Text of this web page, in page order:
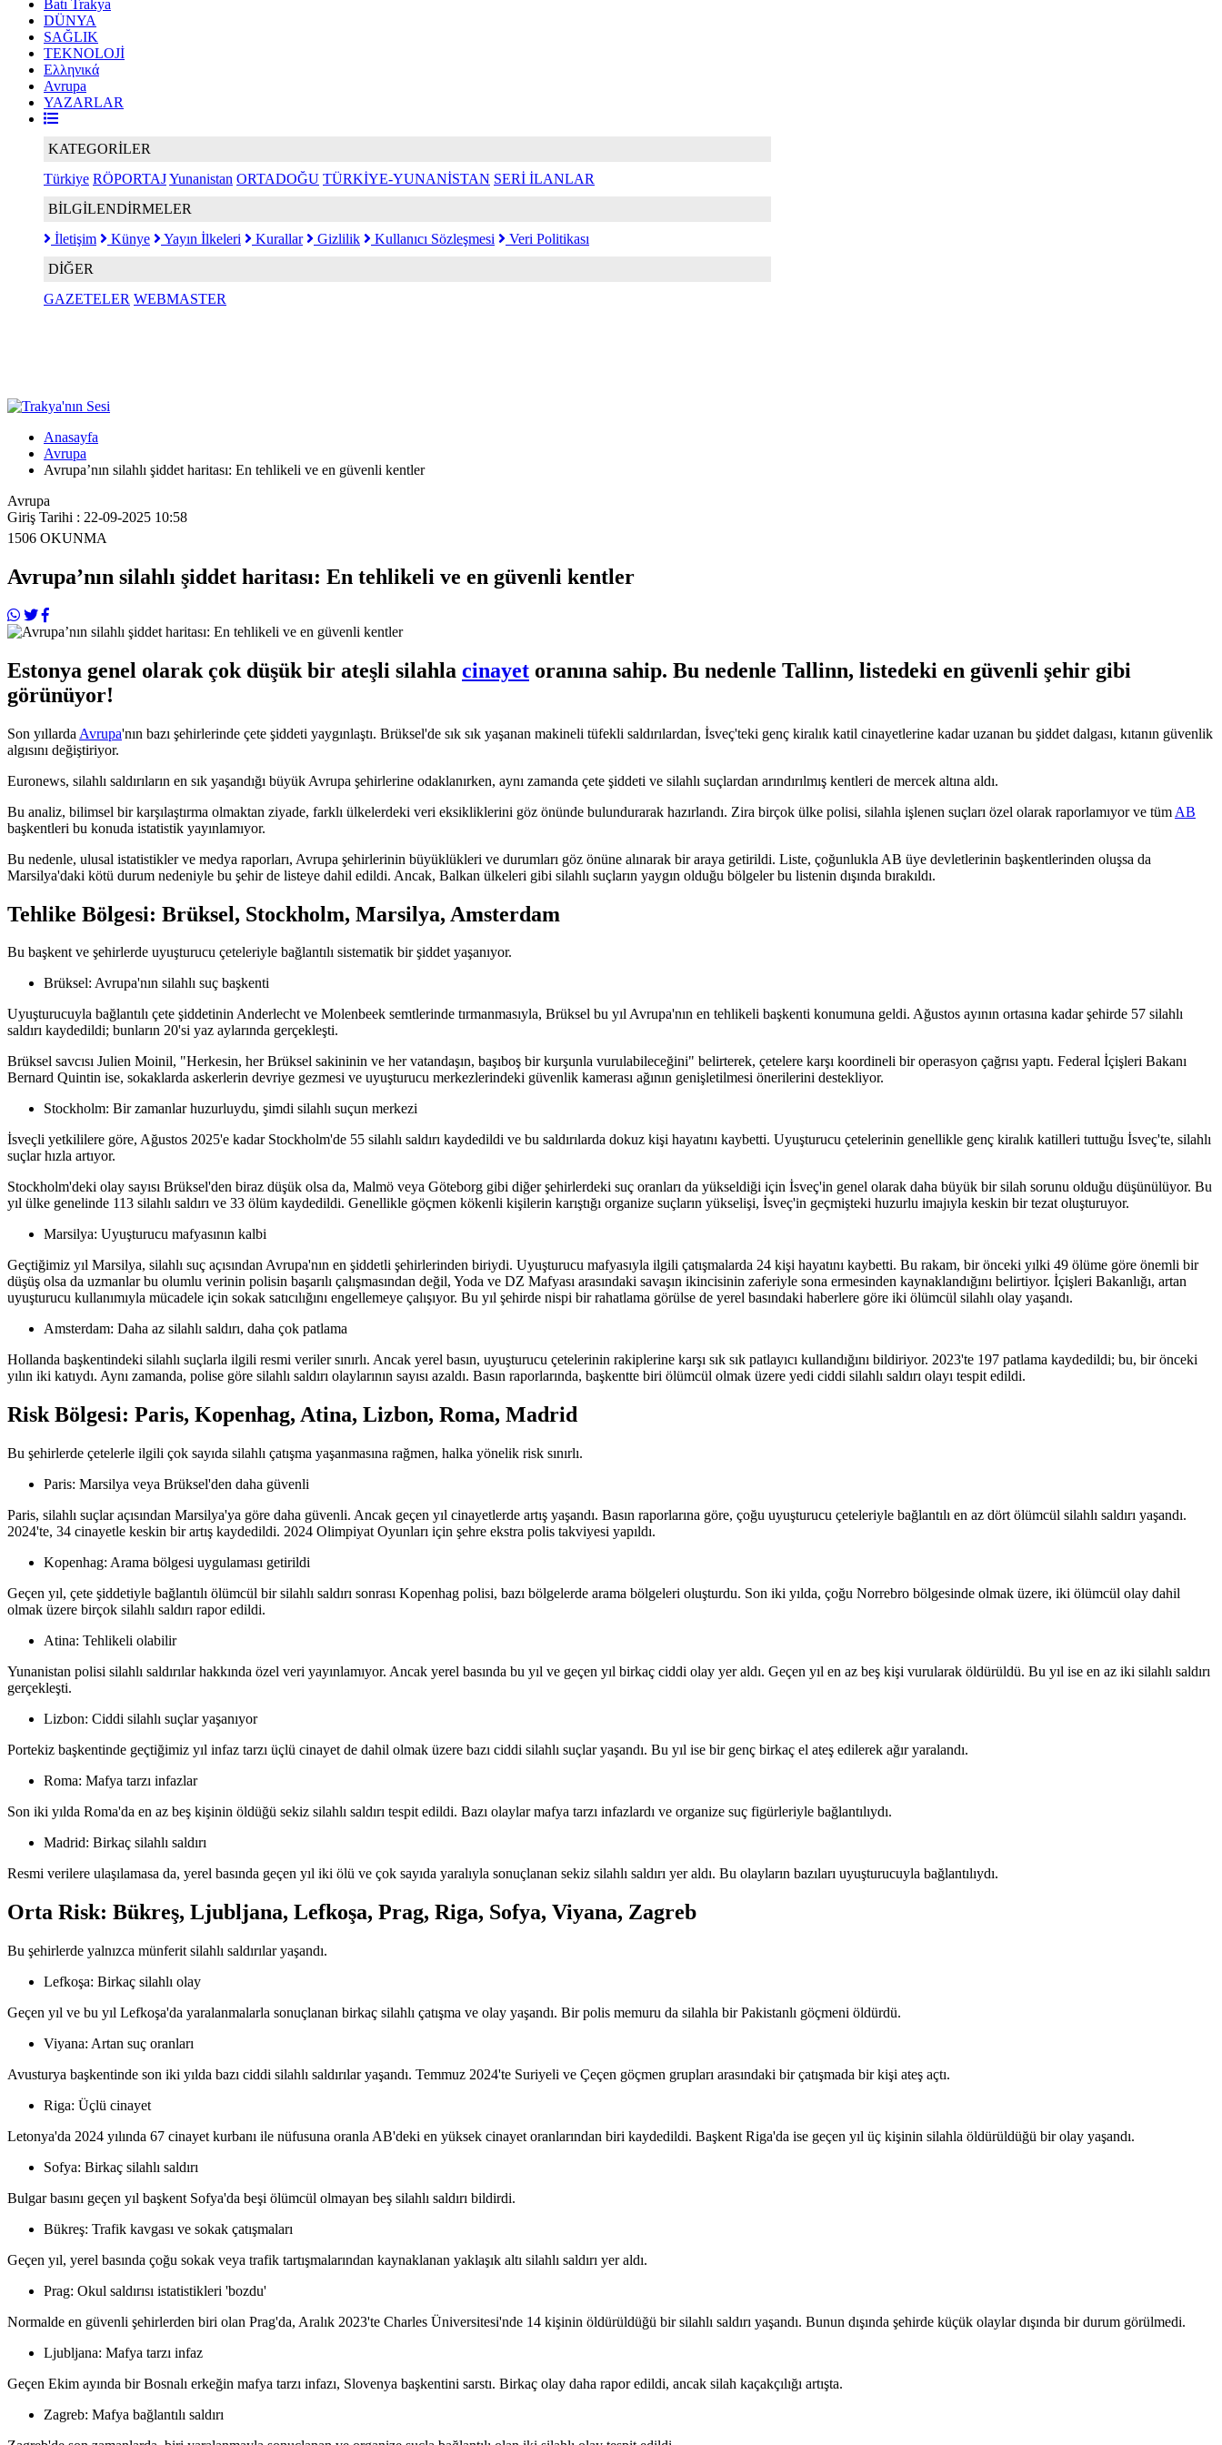
Batı Trakya
DÜNYA
SAĞLIK
TEKNOLOJİ
Ελληνικά
Avrupa
YAZARLAR
KATEGORİLER
Türkiye RÖPORTAJYunanistan ORTADOĞU TÜRKİYE-YUNANİSTAN SERİ İLANLAR
BİLGİLENDİRMELER
İletişim
Künye Yayın İlkeleri Kurallar Gizlilik Kullanıcı Sözleşmesi
Veri Politikası
DİĞER
GAZETELER WEBMASTER
Anasayfa
Avrupa
Avrupa’nın silahlı şiddet haritası: En tehlikeli ve en güvenli kentler
Avrupa
Giriş Tarihi : 22-09-2025 10:58
1506 OKUNMA
Avrupa’nın silahlı şiddet haritası: En tehlikeli ve en güvenli kentler
Estonya genel olarak çok düşük bir ateşli silahla cinayet oranına sahip. Bu nedenle Tallinn, listedeki en güvenli şehir gibi
görünüyor!
Son yıllarda Avrupa'nın bazı şehirlerinde çete şiddeti yaygınlaştı. Brüksel'de sık sık yaşanan makineli tüfekli saldırılardan, İsveç'teki genç kiralık katil cinayetlerine kadar uzanan bu şiddet dalgası, kıtanın güvenlik
algısını değiştiriyor.
Euronews, silahlı saldırıların en sık yaşandığı büyük Avrupa şehirlerine odaklanırken, aynı zamanda çete şiddeti ve silahlı suçlardan arındırılmış kentleri de mercek altına aldı.
Bu analiz, bilimsel bir karşılaştırma olmaktan ziyade, farklı ülkelerdeki veri eksikliklerini göz önünde bulundurarak hazırlandı. Zira birçok ülke polisi, silahla işlenen suçları özel olarak raporlamıyor ve tüm AB
başkentleri bu konuda istatistik yayınlamıyor.
Bu nedenle, ulusal istatistikler ve medya raporları, Avrupa şehirlerinin büyüklükleri ve durumları göz önüne alınarak bir araya getirildi. Liste, çoğunlukla AB üye devletlerinin başkentlerinden oluşsa da
Marsilya'daki kötü durum nedeniyle bu şehir de listeye dahil edildi. Ancak, Balkan ülkeleri gibi silahlı suçların yaygın olduğu bölgeler bu listenin dışında bırakıldı.
Tehlike Bölgesi: Brüksel, Stockholm, Marsilya, Amsterdam
Bu başkent ve şehirlerde uyuşturucu çeteleriyle bağlantılı sistematik bir şiddet yaşanıyor.
Brüksel: Avrupa'nın silahlı suç başkenti
Uyuşturucuyla bağlantılı çete şiddetinin Anderlecht ve Molenbeek semtlerinde tırmanmasıyla, Brüksel bu yıl Avrupa'nın en tehlikeli başkenti konumuna geldi. Ağustos ayının ortasına kadar şehirde 57 silahlı
saldırı kaydedildi; bunların 20'si yaz aylarında gerçekleşti.
Brüksel savcısı Julien Moinil, "Herkesin, her Brüksel sakininin ve her vatandaşın, başıboş bir kurşunla vurulabileceğini" belirterek, çetelere karşı koordineli bir operasyon çağrısı yaptı. Federal İçişleri Bakanı
Bernard Quintin ise, sokaklarda askerlerin devriye gezmesi ve uyuşturucu merkezlerindeki güvenlik kamerası ağının genişletilmesi önerilerini destekliyor.
Stockholm: Bir zamanlar huzurluydu, şimdi silahlı suçun merkezi
İsveçli yetkililere göre, Ağustos 2025'e kadar Stockholm'de 55 silahlı saldırı kaydedildi ve bu saldırılarda dokuz kişi hayatını kaybetti. Uyuşturucu çetelerinin genellikle genç kiralık katilleri tuttuğu İsveç'te, silahlı
suçlar hızla artıyor.
Stockholm'deki olay sayısı Brüksel'den biraz düşük olsa da, Malmö veya Göteborg gibi diğer şehirlerdeki suç oranları da yükseldiği için İsveç'in genel olarak daha büyük bir silah sorunu olduğu düşünülüyor. Bu
yıl ülke genelinde 113 silahlı saldırı ve 33 ölüm kaydedildi. Genellikle göçmen kökenli kişilerin karıştığı organize suçların yükselişi, İsveç'in geçmişteki huzurlu imajıyla keskin bir tezat oluşturuyor.
Marsilya: Uyuşturucu mafyasının kalbi
Geçtiğimiz yıl Marsilya, silahlı suç açısından Avrupa'nın en şiddetli şehirlerinden biriydi. Uyuşturucu mafyasıyla ilgili çatışmalarda 24 kişi hayatını kaybetti. Bu rakam, bir önceki yılki 49 ölüme göre önemli bir
düşüş olsa da uzmanlar bu olumlu verinin polisin başarılı çalışmasından değil, Yoda ve DZ Mafyası arasındaki savaşın ikincisinin zaferiyle sona ermesinden kaynaklandığını belirtiyor. İçişleri Bakanlığı, artan
uyuşturucu kullanımıyla mücadele için sokak satıcılığını engellemeye çalışıyor. Bu yıl şehirde nispi bir rahatlama görülse de yerel basındaki haberlere göre iki ölümcül silahlı olay yaşandı.
Amsterdam: Daha az silahlı saldırı, daha çok patlama
Hollanda başkentindeki silahlı suçlarla ilgili resmi veriler sınırlı. Ancak yerel basın, uyuşturucu çetelerinin rakiplerine karşı sık sık patlayıcı kullandığını bildiriyor. 2023'te 197 patlama kaydedildi; bu, bir önceki
yılın iki katıydı. Aynı zamanda, polise göre silahlı saldırı olaylarının sayısı azaldı. Basın raporlarında, başkentte biri ölümcül olmak üzere yedi ciddi silahlı saldırı olayı tespit edildi.
Risk Bölgesi: Paris, Kopenhag, Atina, Lizbon, Roma, Madrid
Bu şehirlerde çetelerle ilgili çok sayıda silahlı çatışma yaşanmasına rağmen, halka yönelik risk sınırlı.
Paris: Marsilya veya Brüksel'den daha güvenli
Paris, silahlı suçlar açısından Marsilya'ya göre daha güvenli. Ancak geçen yıl cinayetlerde artış yaşandı. Basın raporlarına göre, çoğu uyuşturucu çeteleriyle bağlantılı en az dört ölümcül silahlı saldırı yaşandı.
2024'te, 34 cinayetle keskin bir artış kaydedildi. 2024 Olimpiyat Oyunları için şehre ekstra polis takviyesi yapıldı.
Kopenhag: Arama bölgesi uygulaması getirildi
Geçen yıl, çete şiddetiyle bağlantılı ölümcül bir silahlı saldırı sonrası Kopenhag polisi, bazı bölgelerde arama bölgeleri oluşturdu. Son iki yılda, çoğu Norrebro bölgesinde olmak üzere, iki ölümcül olay dahil
olmak üzere birçok silahlı saldırı rapor edildi.
Atina: Tehlikeli olabilir
Yunanistan polisi silahlı saldırılar hakkında özel veri yayınlamıyor. Ancak yerel basında bu yıl ve geçen yıl birkaç ciddi olay yer aldı. Geçen yıl en az beş kişi vurularak öldürüldü. Bu yıl ise en az iki silahlı saldırı
gerçekleşti.
Lizbon: Ciddi silahlı suçlar yaşanıyor
Portekiz başkentinde geçtiğimiz yıl infaz tarzı üçlü cinayet de dahil olmak üzere bazı ciddi silahlı suçlar yaşandı. Bu yıl ise bir genç birkaç el ateş edilerek ağır yaralandı.
Roma: Mafya tarzı infazlar
Son iki yılda Roma'da en az beş kişinin öldüğü sekiz silahlı saldırı tespit edildi. Bazı olaylar mafya tarzı infazlardı ve organize suç figürleriyle bağlantılıydı.
Madrid: Birkaç silahlı saldırı
Resmi verilere ulaşılamasa da, yerel basında geçen yıl iki ölü ve çok sayıda yaralıyla sonuçlanan sekiz silahlı saldırı yer aldı. Bu olayların bazıları uyuşturucuyla bağlantılıydı.
Orta Risk: Bükreş, Ljubljana, Lefkoşa, Prag, Riga, Sofya, Viyana, Zagreb
Bu şehirlerde yalnızca münferit silahlı saldırılar yaşandı.
Lefkoşa: Birkaç silahlı olay
Geçen yıl ve bu yıl Lefkoşa'da yaralanmalarla sonuçlanan birkaç silahlı çatışma ve olay yaşandı. Bir polis memuru da silahla bir Pakistanlı göçmeni öldürdü.
Viyana: Artan suç oranları
Avusturya başkentinde son iki yılda bazı ciddi silahlı saldırılar yaşandı. Temmuz 2024'te Suriyeli ve Çeçen göçmen grupları arasındaki bir çatışmada bir kişi ateş açtı.
Riga: Üçlü cinayet
Letonya'da 2024 yılında 67 cinayet kurbanı ile nüfusuna oranla AB'deki en yüksek cinayet oranlarından biri kaydedildi. Başkent Riga'da ise geçen yıl üç kişinin silahla öldürüldüğü bir olay yaşandı.
Sofya: Birkaç silahlı saldırı
Bulgar basını geçen yıl başkent Sofya'da beşi ölümcül olmayan beş silahlı saldırı bildirdi.
Bükreş: Trafik kavgası ve sokak çatışmaları
Geçen yıl, yerel basında çoğu sokak veya trafik tartışmalarından kaynaklanan yaklaşık altı silahlı saldırı yer aldı.
Prag: Okul saldırısı istatistikleri 'bozdu'
Normalde en güvenli şehirlerden biri olan Prag'da, Aralık 2023'te Charles Üniversitesi'nde 14 kişinin öldürüldüğü bir silahlı saldırı yaşandı. Bunun dışında şehirde küçük olaylar dışında bir durum görülmedi.
Ljubljana: Mafya tarzı infaz
Geçen Ekim ayında bir Bosnalı erkeğin mafya tarzı infazı, Slovenya başkentini sarstı. Birkaç olay daha rapor edildi, ancak silah kaçakçılığı artışta.
Zagreb: Mafya bağlantılı saldırı